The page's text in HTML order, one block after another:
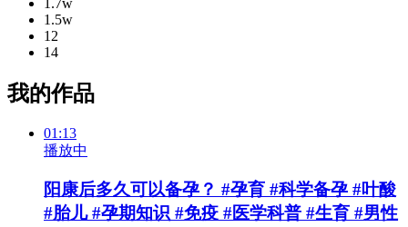
1.5w
12
14
我的作品
01:13
播放中
阳康后多久可以备孕？ #孕育 #科学备孕 #叶酸
#胎儿 #孕期知识 #免疫 #医学科普 #生育 #男性